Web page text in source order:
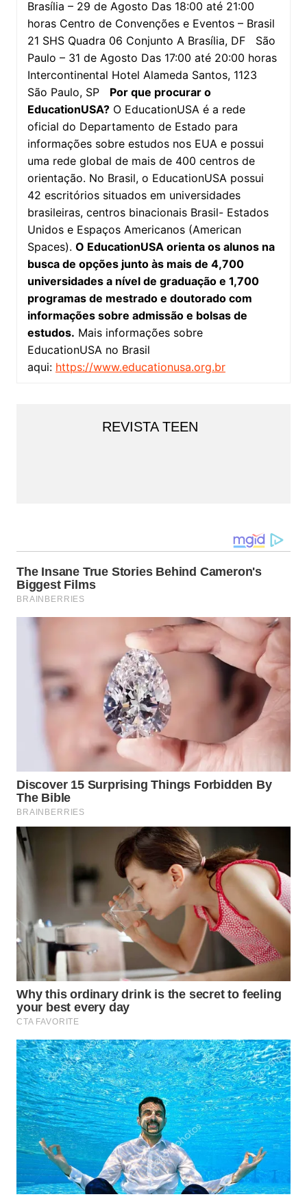
Brasília – 29 de Agosto Das 18:00 até 21:00
horas Centro de Convenções e Eventos – Brasil
21 SHS Quadra 06 Conjunto A Brasília, DF São
Paulo – 31 de Agosto Das 17:00 até 20:00 horas
Intercontinental Hotel Alameda Santos, 1123
São Paulo, SP Por que procurar o
EducationUSA?O EducationUSA é a rede
oficial do Departamento de Estado para
informações sobre estudos nos EUA e possui
uma rede global de mais de 400 centros de
orientação. No Brasil, o EducationUSA possui
42 escritórios situados em universidades
brasileiras, centros binacionais Brasil- Estados
Unidos e Espaços Americanos (American
Spaces). O EducationUSA orienta os alunos na
busca de opções junto às mais de 4,700
universidades a nível de graduação e 1,700
programas de mestrado e doutorado com
informações sobre admissão e bolsas de
estudos. Mais informações sobre
EducationUSA no Brasil
aqui: https://www.educationusa.org.br
REVISTA TEEN